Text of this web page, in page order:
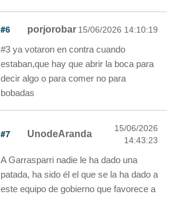
#6 porjorobar 15/06/2026 14:10:19
#3 ya votaron en contra cuando
estaban,que hay que abrir la boca para
decir algo o para comer no para
bobadas
#7 UnodeAranda
15/06/2026
14:43:23
A Garrasparri nadie le ha dado una
patada, ha sido él el que se la ha dado a
este equipo de gobierno que favorece a